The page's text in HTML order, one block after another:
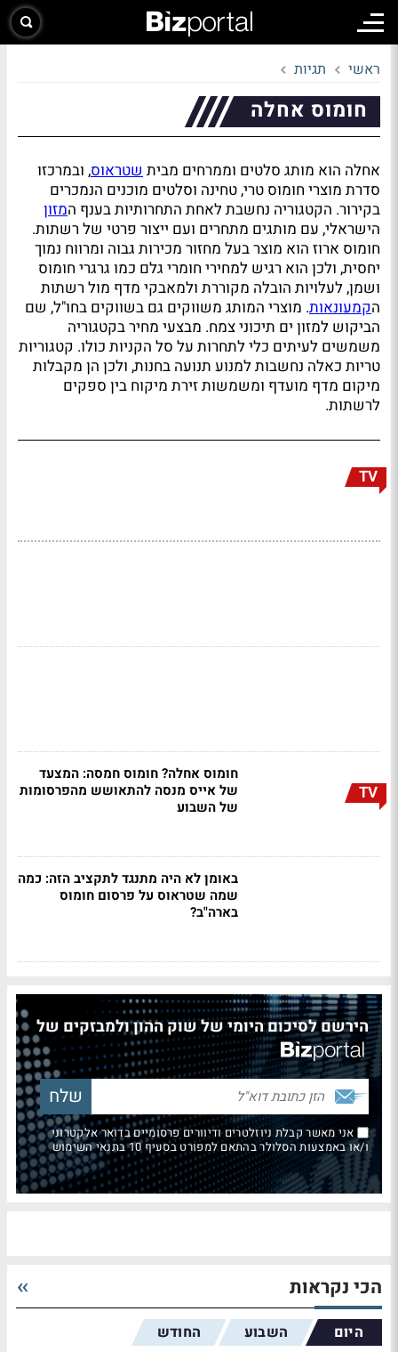
ראשי תגיות
חומוס אחלה
אחלה הוא מותג סלטים וממרחים מביתשטראוס, ובמרכזו
סדרת מוצרי חומוס טרי, טחינה וסלטים מוכנים הנמכרים
בקירור. הקטגוריה נחשבת לאחת התחרותיות בענף המזון
הישראלי, עם מותגים מתחרים ועם ייצור פרטי של רשתות.
חומוס ארוז הוא מוצר בעל מחזור מכירות גבוה ומרווח נמוך
יחסית, ולכן הוא רגיש למחירי חומרי גלם כמו גרגרי חומוס
ושמן, לעלויות הובלה מקוררת ולמאבקי מדף מול רשתות
הקמעונאות. מוצרי המותג משווקים גם בשווקים בחו"ל, שם
הביקוש למזון ים תיכוני צמח. מבצעי מחיר בקטגוריה
משמשים לעיתים כלי לתחרות על סל הקניות כולו. קטגוריות
טריות כאלה נחשבות למנוע תנועה בחנות, ולכן הן מקבלות
מיקום מדף מועדף ומשמשות זירת מיקוח בין ספקים
לרשתות.
TV
TV
חומוס אחלה? חומוס חמסה: המצעד
של אייס מנסה להתאושש מהפרסומות
של השבוע
באומן לא היה מתנגד לתקציב הזה: כמה
שמה שטראוס על פרסום חומוס
בארה"ב?
הירשם לסיכום היומי של שוק ההון ולמבזקים של
אני מאשר קבלת ניוזלטרים ודיוורים פרסומיים בדואר אלקטרוני
ו/או באמצעות הסלולר בהתאם למפורט בסעיף 10 בתנאי השימוש
הכי נקראות
היום השבוע החודש